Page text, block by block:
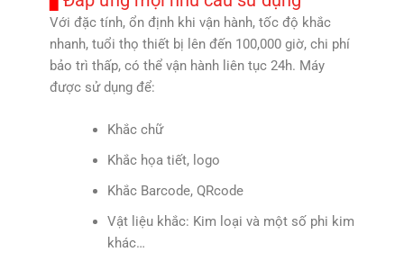
Với đặc tính, ổn định khi vận hành, tốc độ khắc
nhanh, tuổi thọ thiết bị lên đến 100,000 giờ, chi phí
bảo trì thấp, có thể vận hành liên tục 24h. Máy
được sử dụng để:
Khắc chữ
Khắc họa tiết, logo
Khắc Barcode, QRcode
Vật liệu khắc: Kim loại và một số phi kim
khác…